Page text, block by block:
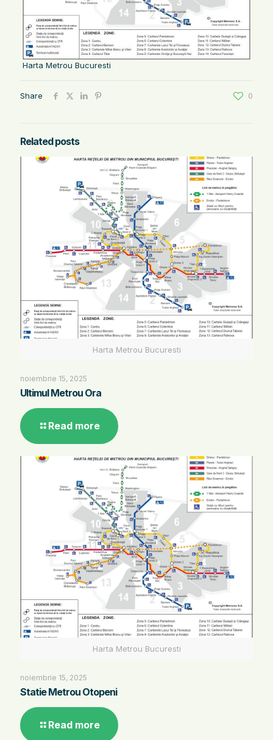
Harta Metrou Bucuresti
Share 0
Related posts
Harta Metrou Bucuresti
noiembrie 15, 2025
Ultimul Metrou Ora
Read more
Harta Metrou Bucuresti
noiembrie 15, 2025
Statie Metrou Otopeni
Read more